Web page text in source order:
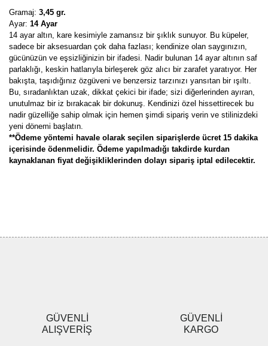
Gramaj: 3,45 gr.
Ayar: 14 Ayar
14 ayar altın, kare kesimiyle zamansız bir şıklık sunuyor. Bu küpeler,
sadece bir aksesuardan çok daha fazlası; kendinize olan saygınızın,
gücünüzün ve eşsizliğinizin bir ifadesi. Nadir bulunan 14 ayar altının saf
parlaklığı, keskin hatlarıyla birleşerek göz alıcı bir zarafet yaratıyor. Her
bakışta, taşıdığınız özgüveni ve benzersiz tarzınızı yansıtan bir ışıltı.
Bu, sıradanlıktan uzak, dikkat çekici bir ifade; sizi diğerlerinden ayıran,
unutulmaz bir iz bırakacak bir dokunuş. Kendinizi özel hissettirecek bu
nadir güzelliğe sahip olmak için hemen şimdi sipariş verin ve stilinizdeki
yeni dönemi başlatın.
**Ödeme yöntemi havale olarak seçilen siparişlerde ücret 15 dakika
içerisinde ödenmelidir. Ödeme yapılmadığı takdirde kurdan
kaynaklanan fiyat değişikliklerinden dolayı sipariş iptal edilecektir.
Ürün fiyatı diğer sitelerden daha pahalı.
Bu ürüne benzer farklı alternatifler olmalı.
GÜVENLİ
ALIŞVERİŞ
GÜVENLİ
KARGO